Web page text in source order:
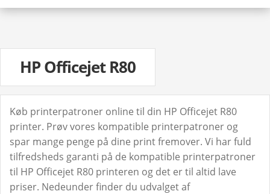
HP Officejet R80
Køb printerpatroner online til din HP Officejet R80
printer. Prøv vores kompatible printerpatroner og
spar mange penge på dine print fremover. Vi har fuld
tilfredsheds garanti på de kompatible printerpatroner
til HP Officejet R80 printeren og det er til altid lave
priser. Nedeunder finder du udvalget af